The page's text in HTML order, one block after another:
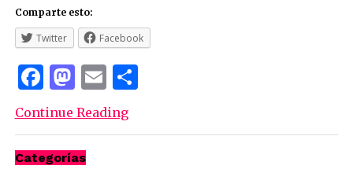
Comparte esto:
Twitter Facebook
Facebook
Mastodon
EmailCompartir
Continue Reading
Categorías